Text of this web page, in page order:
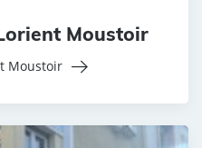
Moustoir
Moustoir